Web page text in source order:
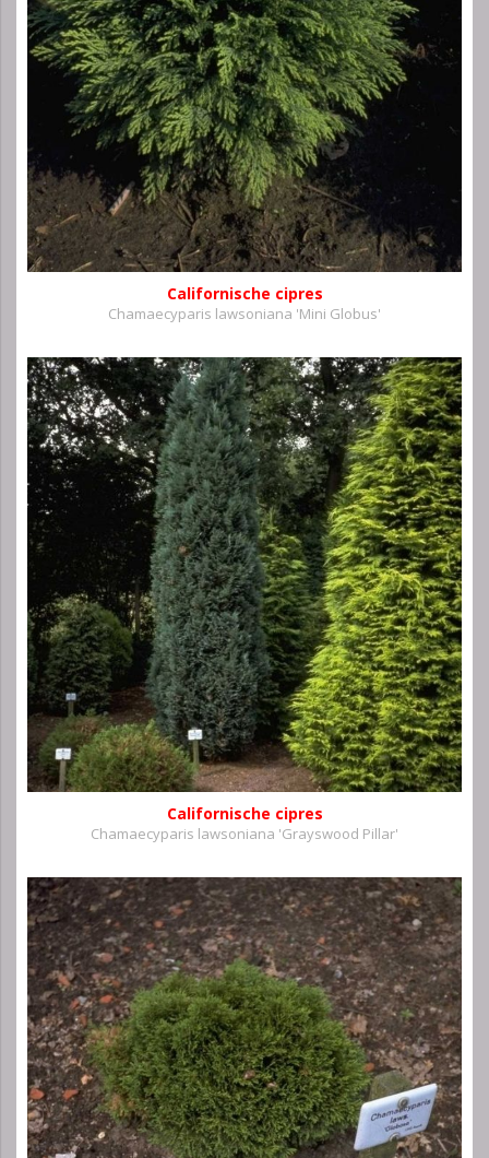
Californische cipres
Chamaecyparis lawsoniana 'Mini Globus'
Californische cipres
Chamaecyparis lawsoniana 'Grayswood Pillar'